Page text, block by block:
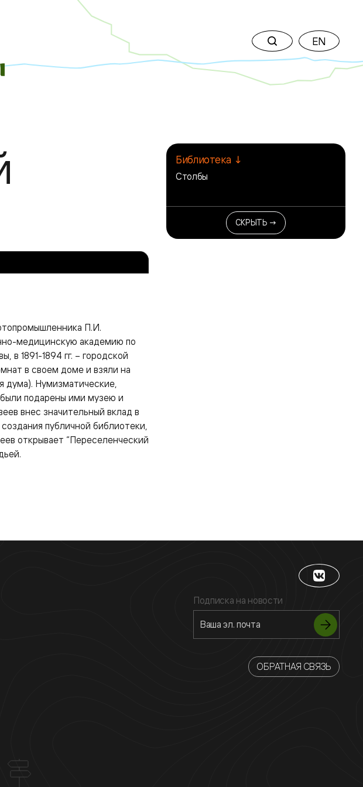
EN
П.И.
медицинскую академию по
в 1891-1894 гг. – городской
в своем доме и взяли на
дума). Нумизматические,
подарены ими музею и
внес значительный вклад в
публичной библиотеки,
открывает “Переселенческий
Библиотека ↓
Столбы
СКРЫТЬ →
Подписка на новости
ОБРАТНАЯ СВЯЗЬ